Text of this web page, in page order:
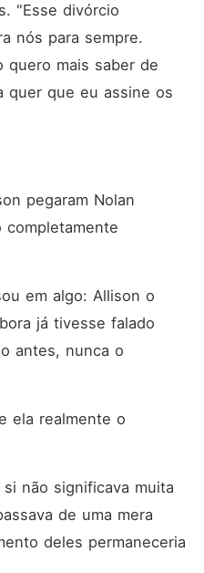
"Esse divórcio
nós para sempre.
quero mais saber de
quer que eu assine os
pegaram Nolan
em algo: Allison o
já tivesse falado
antes, nunca o
ela realmente o
não significava muita
de uma mera
deles permaneceria